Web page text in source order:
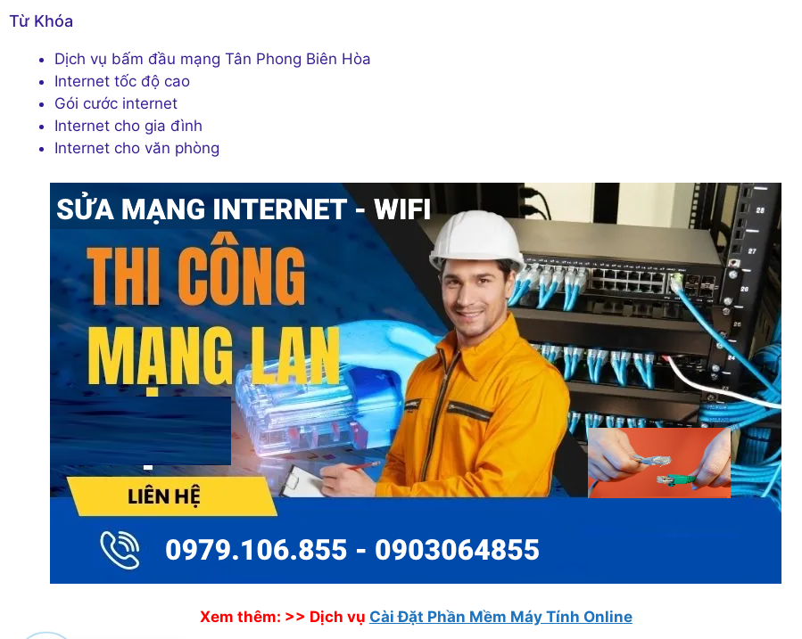
Từ Khóa
Dịch vụ bấm đầu mạng Tân Phong Biên Hòa
Internet tốc độ cao
Gói cước internet
Internet cho gia đình
Internet cho văn phòng
Xem thêm: >> Dịch vụ Cài Đặt Phần Mềm Máy Tính Online